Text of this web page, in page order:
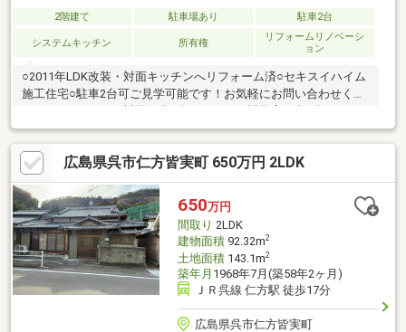
2階建て 駐車場あり 駐車2台
システムキッチン 所有権
リフォームリノベーシ
ョン
○2011年LDK改装・対面キッチンへリフォーム済○セキスイハイム
施工住宅○駐車2台可ご見学可能です！お気軽にお問い合わせくだ
ソン安浦安登店 車3分＊安浦中学校 車10分＊安登小学校 徒
歩26分＊安登保育所 車5分お問い合わせはこちら↓↓---*---*---*---*-
--*---*---*---*---*---(株)オオサワ創研 TEL：0120-05-8490営業時
間：10:00～18:00／定休日：水曜日
広島県呉市仁方皆実町 650万円 2LDK
650万円
間取り 2LDK
建物面積92.32m2
土地面積143.1m2
築年月 1968年7月(築58年2ヶ月)
ＪＲ呉線 仁方駅 徒歩17分
広島県呉市仁方皆実町